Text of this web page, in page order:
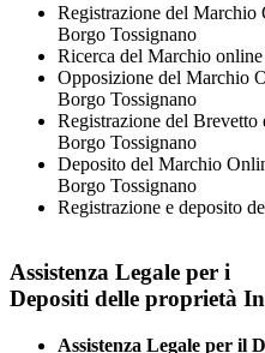
Registrazione del Marchio
Borgo Tossignano
Ricerca del Marchio online
Opposizione del Marchio
Borgo Tossignano
Registrazione del
Borgo Tossignano
Deposito del Marchio
Borgo Tossignano
Registrazione e deposito
Assistenza Legale per i
Depositi delle proprietà
Assistenza Legale per il